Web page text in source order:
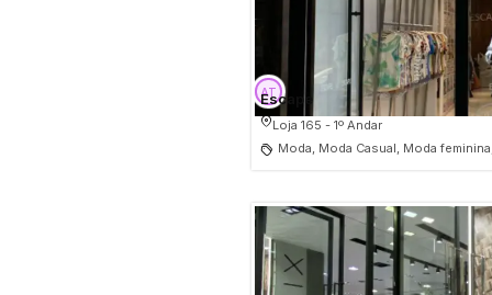
Escape
Loja 165 - 1º Andar
Moda, Moda Casual, Moda